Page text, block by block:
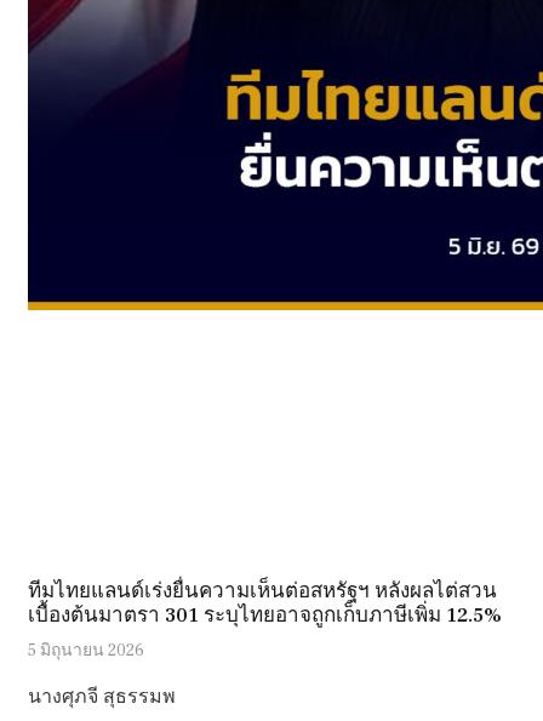
ทีมไทยแลนด์เร่งยื่นความเห็นต่อสหรัฐฯ หลังผลไต่สวน
เบื้องต้นมาตรา 301 ระบุไทยอาจถูกเก็บภาษีเพิ่ม 12.5%
5 มิถุนายน 2026
นางศุภจี สุธรรมพ